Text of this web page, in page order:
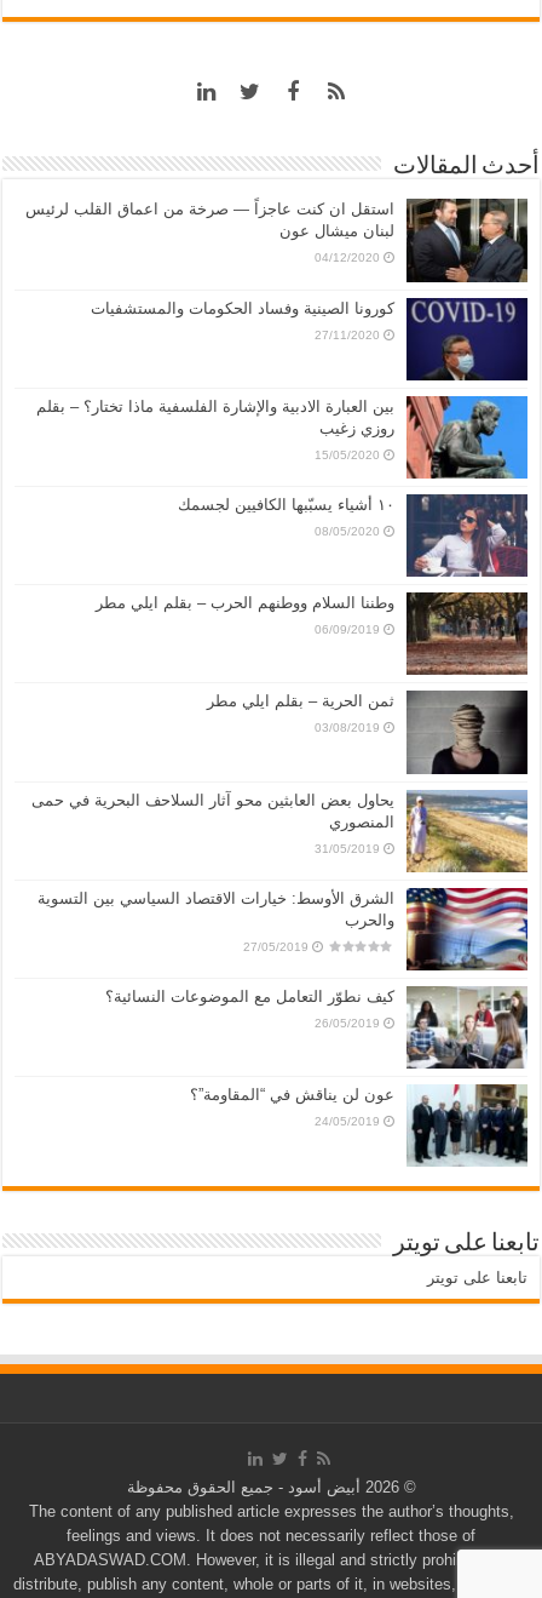
أحدث المقالات
استقل ان كنت عاجزاً — صرخة من اعماق القلب لرئيس
لبنان ميشال عون
04/12/2020
كورونا الصينية وفساد الحكومات والمستشفيات
27/11/2020
بين العبارة الادبية والإشارة الفلسفية ماذا تختار؟ – بقلم
روزي زغيب
15/05/2020
١٠ أشياء يسبّبها الكافيين لجسمك
08/05/2020
وطننا السلام ووطنهم الحرب – بقلم ايلي مطر
06/09/2019
ثمن الحرية – بقلم ايلي مطر
03/08/2019
يحاول بعض العابثين محو آثار السلاحف البحرية في حمى
المنصوري
31/05/2019
الشرق الأوسط: خيارات الاقتصاد السياسي بين التسوية
والحرب
27/05/2019
كيف نطوّر التعامل مع الموضوعات النسائية؟
26/05/2019
عون لن يناقش في “المقاومة”؟
24/05/2019
تابعنا على تويتر
تابعنا على تويتر
© 2026 أبيض أسود - جميع الحقوق محفوظة
The content of any published article expresses the author’s thoughts,
feelings and views. It does not necessarily reflect those of
ABYADASWAD.COM. However, it is illegal and strictly prohibited to
distribute, publish any content, whole or parts of it, in websites, hard copy